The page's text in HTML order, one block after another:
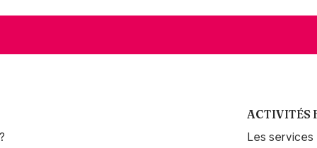
ACTIVITÉS
Les services